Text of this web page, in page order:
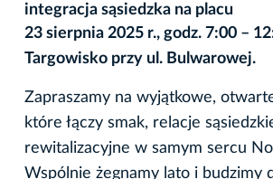
integracja sąsiedzka na placu
23 sierpnia 2025 r., godz. 7:00 –
Targowisko przy ul. Bulwarowej.
Zapraszamy na wyjątkowe,
które łączy smak, relacje
rewitalizacyjne w samym sercu
Wspólnie żegnamy lato i budzimy